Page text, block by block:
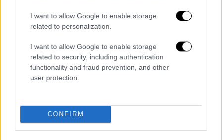
I want to allow Google to enable storage
related to personalization.
I want to allow Google to enable storage
related to security, including authentication
functionality and fraud prevention, and other
user protection.
CONFIRM
Διαβάστε ακόμη